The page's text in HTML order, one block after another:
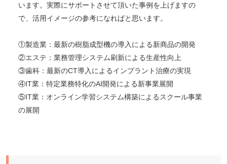
います。実際にサポートさせて頂いた事例を上げますの
で、活用イメージの参考になればと思います。
①製造業：最新の樹脂成型機の導入による新商品の開発
②エステ：業務管理システム刷新による生産性向上
③歯科：最新のCT導入によるインプラント治療の実現
④IT業：特定業務特化のAI開発による新事業展開
⑤IT業：オンライン学習システム構築によるスクール事業
の展開